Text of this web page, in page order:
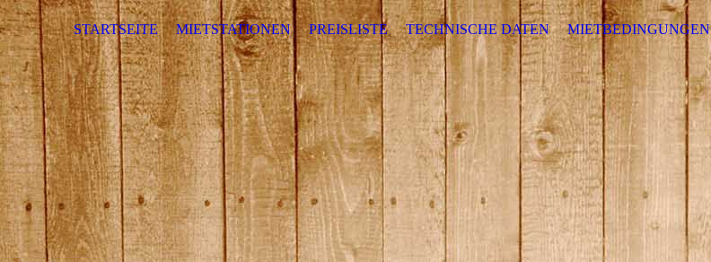
STARTSEITE MIETSTATIONEN PREISLISTE TECHNISCHE DATEN MIETBEDINGUNGEN